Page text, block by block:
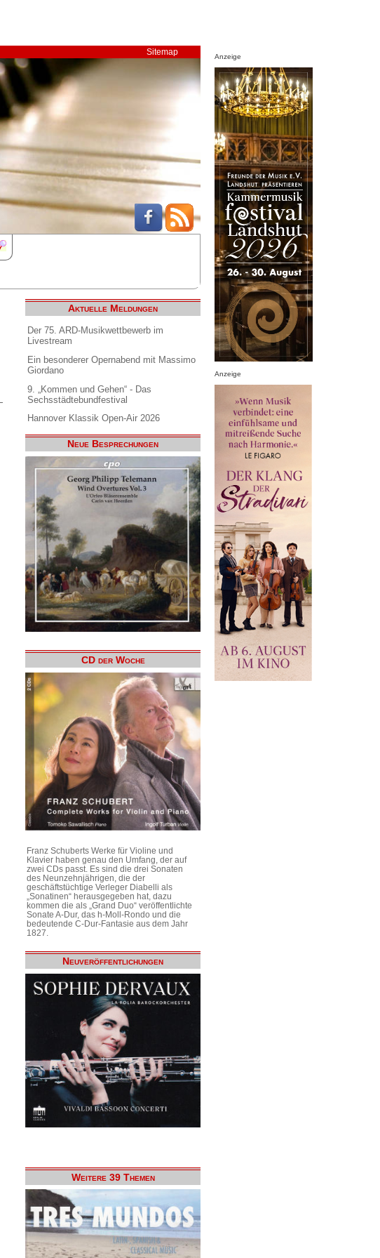
Sitemap
Aktuelle Meldungen
Der 75. ARD-Musikwettbewerb im
Livestream
Ein besonderer Opernabend mit Massimo
Giordano
9. „Kommen und Gehen“ - Das
Sechsstädtebundfestival
Hannover Klassik Open-Air 2026
Neue Besprechungen
CD der Woche
Franz Schuberts Werke für Violine und
Klavier haben genau den Umfang, der auf
zwei CDs passt. Es sind die drei Sonaten
des Neunzehnjährigen, die der
geschäftstüchtige Verleger Diabelli als
„Sonatinen“ herausgegeben hat, dazu
kommen die als „Grand Duo“ veröffentlichte
Sonate A-Dur, das h-Moll-Rondo und die
bedeutende C-Dur-Fantasie aus dem Jahr
1827.
Neuveröffentlichungen
Weitere 39 Themen
Anzeige
Anzeige